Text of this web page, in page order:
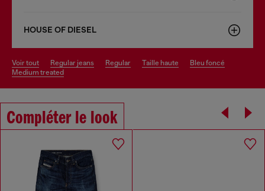
HOUSE OF DIESEL
voir tout regular jeans regular taille haute
bleu foncé
medium treated
Compléter le look